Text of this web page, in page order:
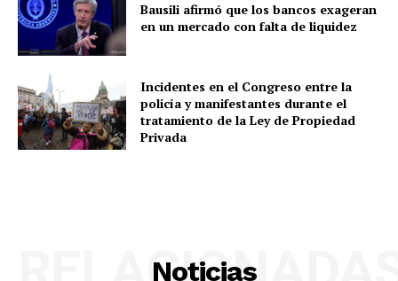
Bausili afirmó que los bancos exageran
en un mercado con falta de liquidez
Incidentes en el Congreso entre la
policía y manifestantes durante el
tratamiento de la Ley de Propiedad
Privada
Noticias